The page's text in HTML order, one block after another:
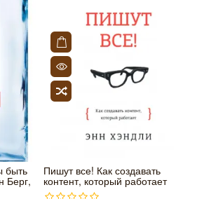
быть
Берг,
Пишут все! Как создавать
контент, который работает